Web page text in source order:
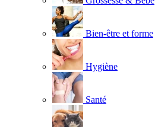
Bien-être et forme
Hygiène
Santé